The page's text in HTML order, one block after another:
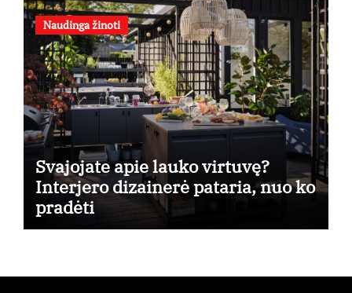
Naudinga žinoti
Svajojate apie lauko virtuvę?
Interjero dizainerė pataria, nuo ko
pradėti